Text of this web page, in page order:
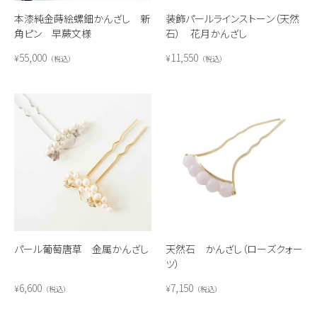
本漆純金蒔絵螺鈿かんざし 新
角ピン 早蕨文様
¥55,000 税込
装飾パールラインストーン（天然
石） 花月かんざし
¥11,550 税込
パール葡萄唐草 金属かんざし
¥6,600 税込
天然石 かんざし（ローズクォー
ツ）
¥7,150 税込